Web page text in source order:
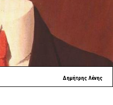
Δημήτρης Λένης